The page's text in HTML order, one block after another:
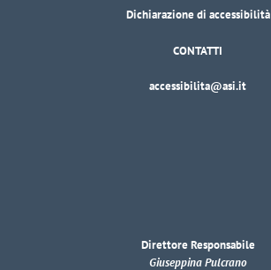
Dichiarazione di accessibilità
CONTATTI
accessibilita@asi.it
Direttore Responsabile
Giuseppina Pulcrano